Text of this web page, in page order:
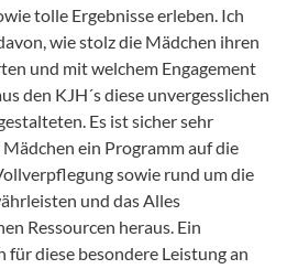
tolle Ergebnisse erleben. Ich
wie stolz die Mädchen ihren
und mit welchem Engagement
den KJH´s diese unvergesslichen
Es ist sicher sehr
ein Programm auf die
sowie rund um die
und das Alles
Ressourcen heraus. Ein
für diese besondere Leistung an